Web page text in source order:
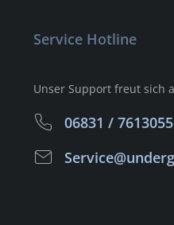
Service Hotline
Unser Support freut sich
06831 / 7613055